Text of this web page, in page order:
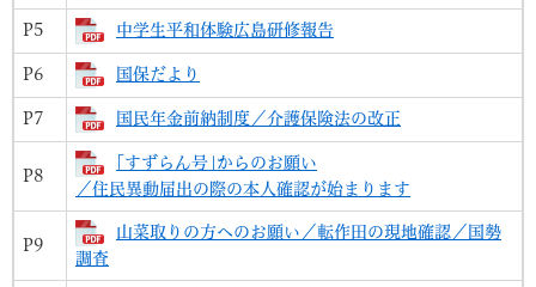
P5 中学生平和体験広島研修報告
P6 国保だより
P7 国民年金前納制度／介護保険法の改正
P8
｢すずらん号｣からのお願い
／住民異動届出の際の本人確認が始まります
P9
山菜取りの方へのお願い／転作田の現地確認／国勢
調査